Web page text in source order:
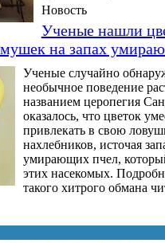
Новость
Ученые нашли
на запах
Ученые случайно
необычное поведение
названием церопегия
оказалось, что цветок
привлекать в свою
нахлебников, источая
умирающих пчел,
этих насекомых.
такого хитрого обмана